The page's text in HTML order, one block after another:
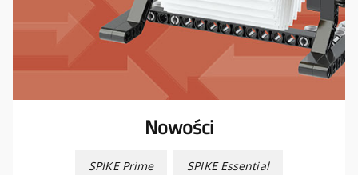
Nowości
SPIKE Prime SPIKE Essential